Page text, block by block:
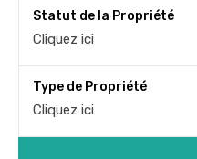
Statut de la Propriété
Cliquez ici
Type de Propriété
Cliquez ici